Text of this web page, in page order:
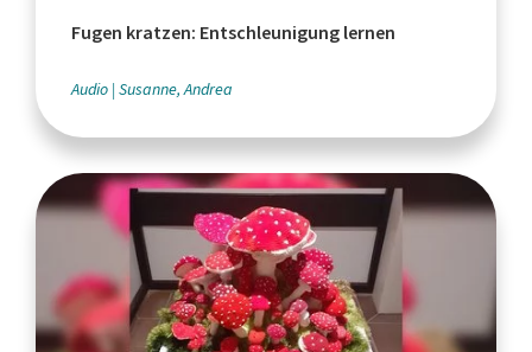
Fugen kratzen: Entschleunigung lernen
Audio Susanne, Andrea